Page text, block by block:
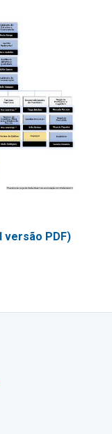
versão PDF)